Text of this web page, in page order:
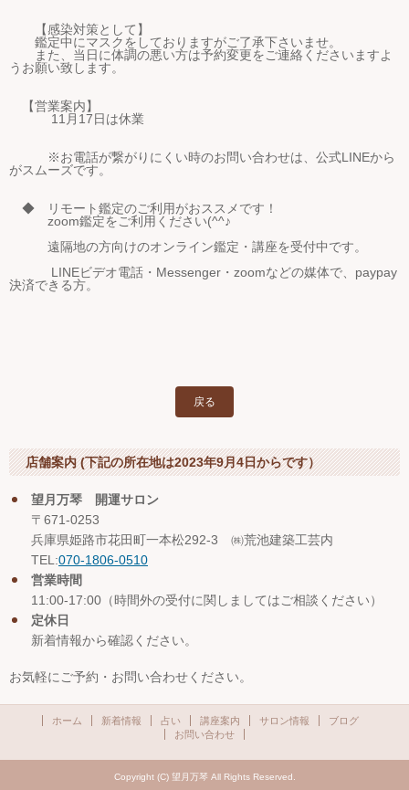
【感染対策として】
鑑定中にマスクをしておりますがご了承下さいませ。
また、当日に体調の悪い方は予約変更をご連絡くださいますよ
うお願い致します。
【営業案内】
11月17日は休業
※お電話が繋がりにくい時のお問い合わせは、公式LINEから
がスムーズです。
◆ リモート鑑定のご利用がおススメです！
zoom鑑定をご利用ください(^^♪
遠隔地の方向けのオンライン鑑定・講座を受付中です。
LINEビデオ電話・Messenger・zoomなどの媒体で、paypay
決済できる方。
戻る
店舗案内 (下記の所在地は2023年9月4日からです）
望月万琴 開運サロン
〒671-0253
兵庫県姫路市花田町一本松292-3 ㈱荒池建築工芸内
TEL:070-1806-0510
営業時間
11:00-17:00（時間外の受付に関しましてはご相談ください）
定休日
新着情報から確認ください。
お気軽にご予約・お問い合わせください。
ホーム 新着情報 占い 講座案内 サロン情報
ブログ
お問い合わせ
Copyright (C) 望月万琴 All Rights Reserved.